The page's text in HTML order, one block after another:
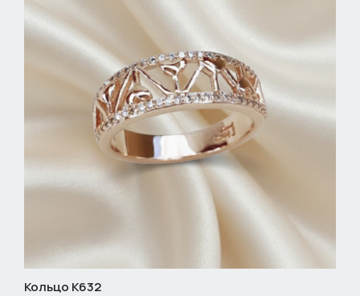
Кольцо К632